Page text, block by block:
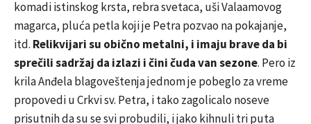
komadi istinskog krsta, rebra svetaca, uši Valaamovog
magarca, pluća petla koji je Petra pozvao na pokajanje,
itd. Relikvijari su obično metalni, i imaju brave da bi
sprečili sadržaj da izlazi i čini čuda van sezone. Pero iz
krila Anđela blagoveštenja jednom je pobeglo za vreme
propovedi u Crkvi sv. Petra, i tako zagolicalo noseve
prisutnih da su se svi probudili, i jako kihnuli tri puta